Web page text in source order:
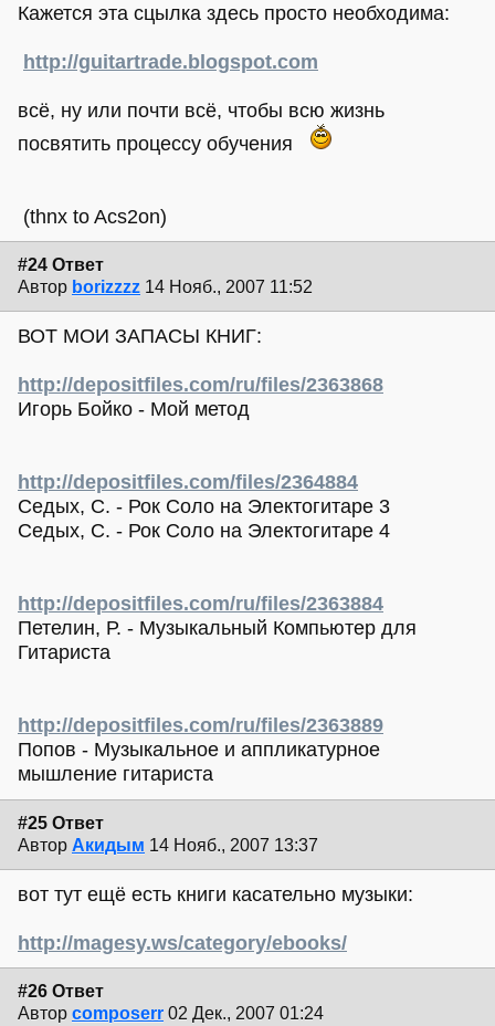
Кажется эта сцылка здесь просто необходима:
http://guitartrade.blogspot.com
всё, ну или почти всё, чтобы всю жизнь
посвятить процессу обучения
(thnx to Acs2on)
#24 Ответ
Автор borizzzz 14 Нояб., 2007 11:52
ВОТ МОИ ЗАПАСЫ КНИГ:
http://depositfiles.com/ru/files/2363868
Игорь Бойко - Мой метод
http://depositfiles.com/files/2364884
Седых, С. - Рок Соло на Электогитаре 3
Седых, С. - Рок Соло на Электогитаре 4
http://depositfiles.com/ru/files/2363884
Петелин, Р. - Музыкальный Компьютер для
Гитариста
http://depositfiles.com/ru/files/2363889
Попов - Музыкальное и аппликатурное
мышление гитариста
#25 Ответ
Автор Акидым 14 Нояб., 2007 13:37
вот тут ещё есть книги касательно музыки:
http://magesy.ws/category/ebooks/
#26 Ответ
Автор composerr 02 Дек., 2007 01:24